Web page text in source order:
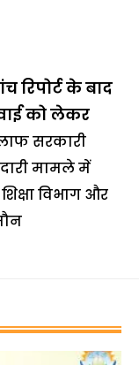
रिपोर्ट के बाद
को लेकर
सरकारी
मामले में
विभाग और